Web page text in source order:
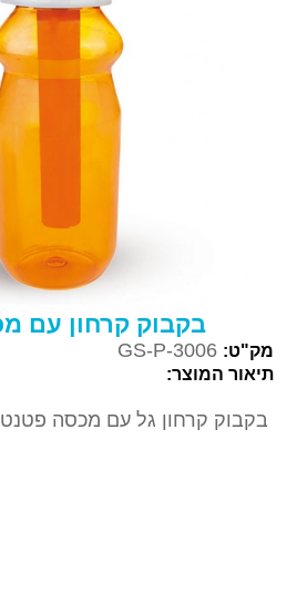
בקבוק קרחון עם
מק"ט: GS-P-3006
תיאור המוצר:
בקבוק קרחון גל עם מכסה פטנט-